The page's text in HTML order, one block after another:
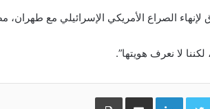
الصراع الأمريكي الإسرائيلي مع طهران،
لا نعرف هويتها”.
Twitter
LinkedInمشاركة عبر البريد طباعة